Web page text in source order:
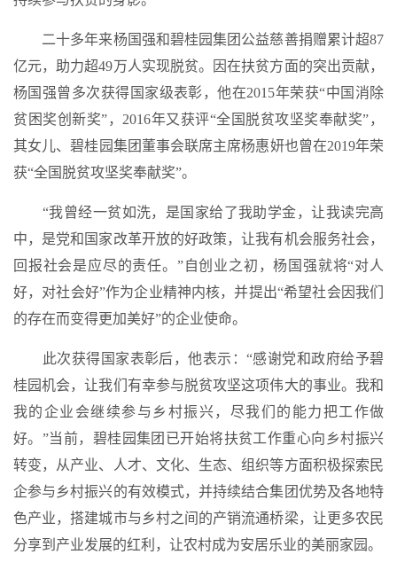
二十多年来杨国强和碧桂园集团公益慈善捐赠累计超87
亿元，助力超49万人实现脱贫。因在扶贫方面的突出贡献，
杨国强曾多次获得国家级表彰，他在2015年荣获“中国消除
贫困奖创新奖”，2016年又获评“全国脱贫攻坚奖奉献奖”，
其女儿、碧桂园集团董事会联席主席杨惠妍也曾在2019年荣
获“全国脱贫攻坚奖奉献奖”。
“我曾经一贫如洗，是国家给了我助学金，让我读完高
中，是党和国家改革开放的好政策，让我有机会服务社会，
回报社会是应尽的责任。”自创业之初，杨国强就将“对人
好，对社会好”作为企业精神内核，并提出“希望社会因我们
的存在而变得更加美好”的企业使命。
此次获得国家表彰后，他表示：“感谢党和政府给予碧
桂园机会，让我们有幸参与脱贫攻坚这项伟大的事业。我和
我的企业会继续参与乡村振兴，尽我们的能力把工作做
好。”当前，碧桂园集团已开始将扶贫工作重心向乡村振兴
转变，从产业、人才、文化、生态、组织等方面积极探索民
企参与乡村振兴的有效模式，并持续结合集团优势及各地特
色产业，搭建城市与乡村之间的产销流通桥梁，让更多农民
分享到产业发展的红利，让农村成为安居乐业的美丽家园。